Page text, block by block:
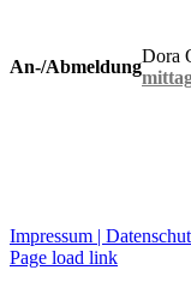
An-/Abmeldung
Dora
Impressum |
Page load link